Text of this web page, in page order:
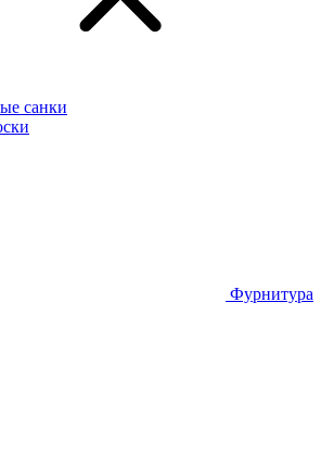
санки
Фурнитура